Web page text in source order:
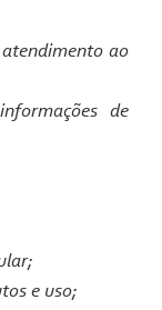
ao
de
e uso;